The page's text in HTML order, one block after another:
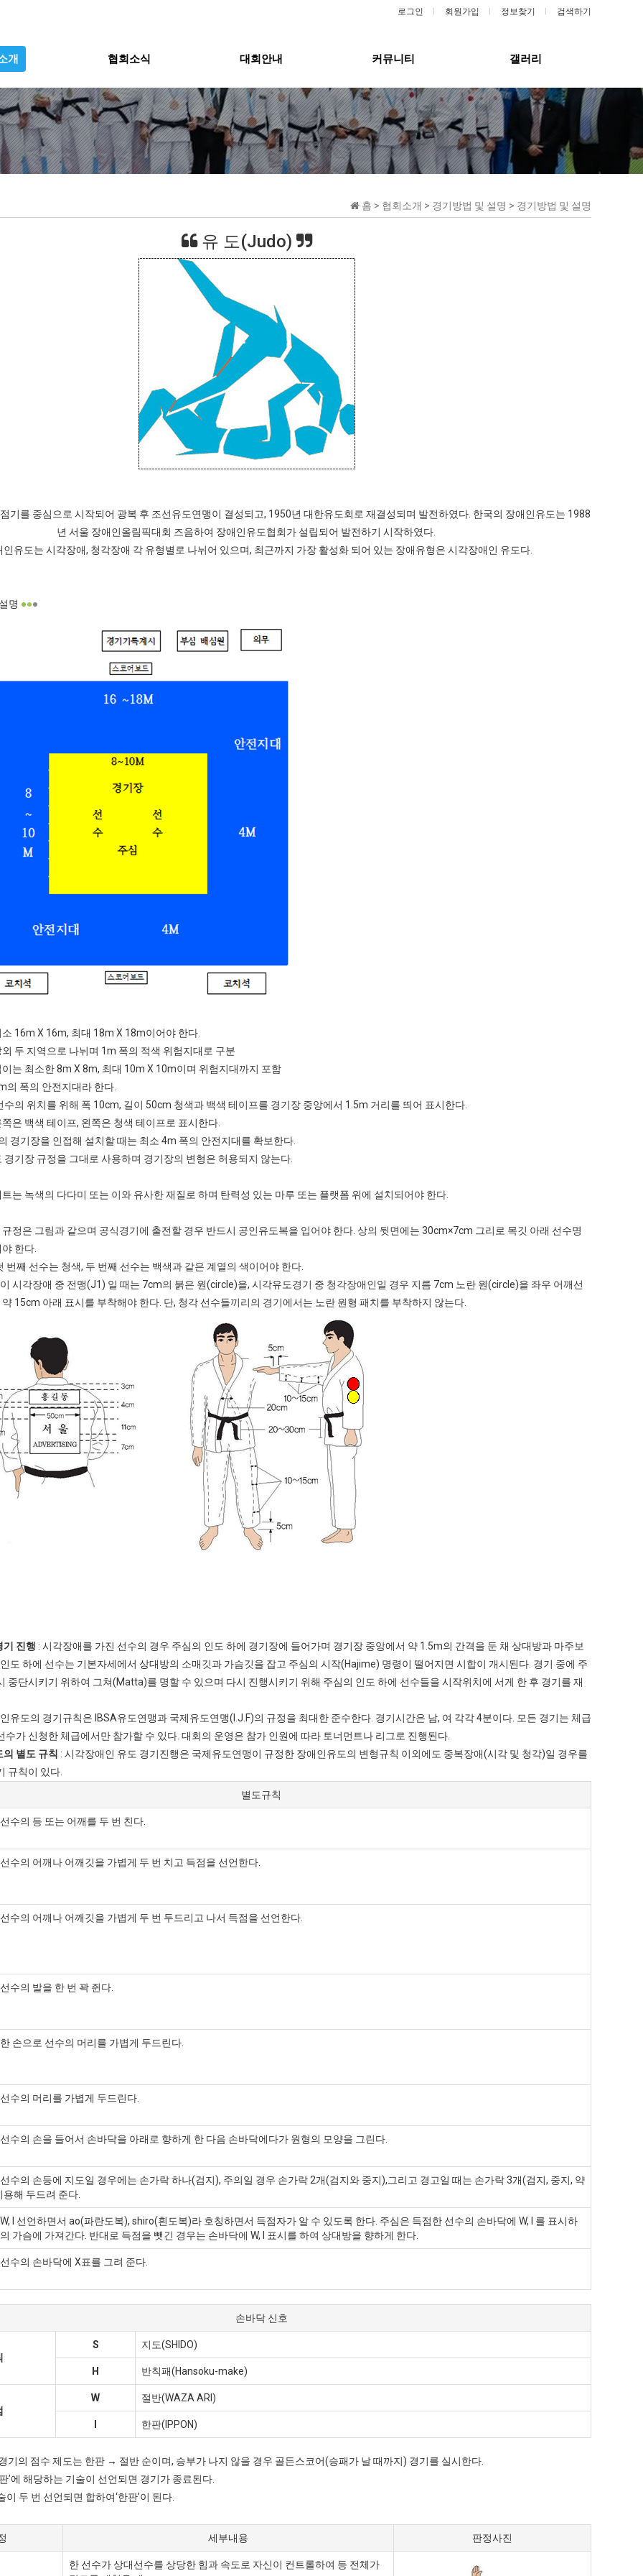
로그인 회원가입 정보찾기 검색하기
개 협회소식 대회안내 커뮤니티 갤러리
홈 > 협회소개 > 경기방법 및 설명 > 경기방법 및 설명
유 도(Judo)
기를 중심으로 시작되어 광복 후 조선유도연맹이 결성되고, 1950년 대한유도회로 재결성되며 발전하였다. 한국의 장애인유도는 1988
년 서울 장애인올림픽대회 즈음하여 장애인유도협회가 설립되어 발전하기 시작하였다.
인유도는 시각장애, 청각장애 각 유형별로 나뉘어 있으며, 최근까지 가장 활성화 되어 있는 장애유형은 시각장애인 유도다.
명 ●●●
16m X 16m, 최대 18m X 18m이어야 한다.
두 지역으로 나뉘며 1m 폭의 적색 위험지대로 구분
는 최소한 8m X 8m, 최대 10m X 10m이며 위험지대까지 포함
의 폭의 안전지대라 한다.
수의 위치를 위해 폭 10cm, 길이 50cm 청색과 백색 테이프를 경기장 중앙에서 1.5m 거리를 띄어 표시한다.
은 백색 테이프, 왼쪽은 청색 테이프로 표시한다.
경기장을 인접해 설치할 때는 최소 4m 폭의 안전지대를 확보한다.
경기장 규정을 그대로 사용하며 경기장의 변형은 허용되지 않는다.
는 녹색의 다다미 또는 이와 유사한 재질로 하며 탄력성 있는 마루 또는 플랫폼 위에 설치되어야 한다.
정은 그림과 같으며 공식경기에 출전할 경우 반드시 공인유도복을 입어야 한다. 상의 뒷면에는 30cm×7cm 그리로 목깃 아래 선수명
한다.
번째 선수는 청색, 두 번째 선수는 백색과 같은 계열의 색이어야 한다.
시각장애 중 전맹(J1) 일 때는 7cm의 붉은 원(circle)을, 시각유도경기 중 청각장애인일 경우 지름 7cm 노란 원(circle)을 좌우 어깨선
15cm 아래 표시를 부착해야 한다. 단, 청각 선수들끼리의 경기에서는 노란 원형 패치를 부착하지 않는다.
기 진행 : 시각장애를 가진 선수의 경우 주심의 인도 하에 경기장에 들어가며 경기장 중앙에서 약 1.5m의 간격을 둔 채 상대방과 마주보
도 하에 선수는 기본자세에서 상대방의 소매깃과 가슴깃을 잡고 주심의 시작(Hajime) 명령이 떨어지면 시합이 개시된다. 경기 중에 주
중단시키기 위하여 그쳐(Matta)를 명할 수 있으며 다시 진행시키기 위해 주심의 인도 하에 선수들을 시작위치에 서게 한 후 경기를 재
유도의 경기규칙은 IBSA유도연맹과 국제유도연맹(I.J.F)의 규정을 최대한 준수한다. 경기시간은 남, 여 각각 4분이다. 모든 경기는 체급
수가 신청한 체급에서만 참가할 수 있다. 대회의 운영은 참가 인원에 따라 토너먼트나 리그로 진행된다.
별도 규칙 : 시각장애인 유도 경기진행은 국제유도연맹이 규정한 장애인유도의 변형규칙 이외에도 중복장애(시각 및 청각)일 경우를
규칙이 있다.
별도규칙
수의 등 또는 어깨를 두 번 친다.
수의 어깨나 어깨깃을 가볍게 두 번 치고 득점을 선언한다.
수의 어깨나 어깨깃을 가볍게 두 번 두드리고 나서 득점을 선언한다.
수의 발을 한 번 꽉 쥔다.
손으로 선수의 머리를 가볍게 두드린다.
수의 머리를 가볍게 두드린다.
수의 손을 들어서 손바닥을 아래로 향하게 한 다음 손바닥에다가 원형의 모양을 그린다.
수의 손등에 지도일 경우에는 손가락 하나(검지), 주의일 경우 손가락 2개(검지와 중지),그리고 경고일 때는 손가락 3개(검지, 중지, 약
용해 두드려 준다.
I 선언하면서 ao(파란도복), shiro(흰도복)라 호칭하면서 득점자가 알 수 있도록 한다. 주심은 득점한 선수의 손바닥에 W, I 를 표시하
가슴에 가져간다. 반대로 득점을 뺏긴 경우는 손바닥에 W, I 표시를 하여 상대방을 향하게 한다.
수의 손바닥에 X표를 그려 준다.
손바닥 신호
S 지도(SHIDO)
H 반칙패(Hansoku-make)
W 절반(WAZA ARI)
한판(IPPON)
기의 점수 제도는 한판 → 절반 순이며, 승부가 나지 않을 경우 골든스코어(승패가 날 때까지) 경기를 실시한다.
’에 해당하는 기술이 선언되면 경기가 종료된다.
이 두 번 선언되면 합하여‘한판’이 된다.
세부내용 판정사진
한 선수가 상대선수를 상당한 힘과 속도로 자신이 컨트롤하여 등 전체가